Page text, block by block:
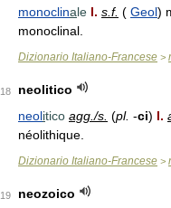
monoclinale I. s.f. ( Geol)
monoclinal.
Dizionario Italiano-Francese >
18
neolitico
neolitico agg./s. (pl. -ci) I.
néolithique.
Dizionario Italiano-Francese >
19
neozoico